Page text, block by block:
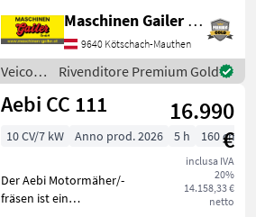
caratteristiche: * Motore
Robin EX27 da 9 CV, benzina
monocilindrico *
Trasmissione idrostatic
Maschinen Gailer GmbH
9640 Kötschach-Mauthen
Veicoli
agricoli
a
/ Rapid
Rivenditore Premium Gold
Aebi CC 111
16.990
€
inclusa IVA
20%
14.158,33 €
netto
10 CV/7 kW Anno prod. 2026 5 h 160 cm
Der Aebi Motormäher/-
fräsen ist ein